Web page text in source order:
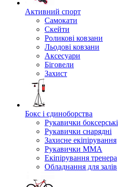
Активний спорт
Самокати
Скейти
Роликові ковзани
Льодові ковзани
Аксесуари
Біговели
Захист
Бокс і єдиноборства
Рукавички боксерські
Рукавички снарядні
Захисне екіпірування
Рукавички ММА
Екіпірування тренера
Обладнання для залів